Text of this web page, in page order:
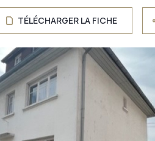
TÉLÉCHARGER LA FICHE